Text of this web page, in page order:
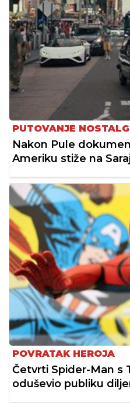
PUTOVANJE
Nakon Pule
Ameriku stiže na
POVRATAK HEROJA
Četvrti Spider-Man s
oduševio publiku